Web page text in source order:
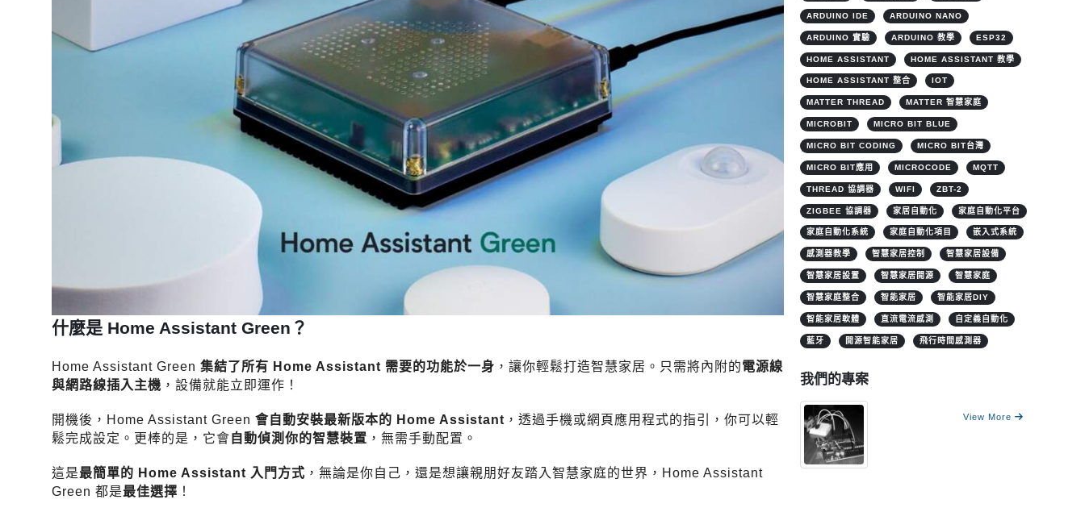
什麼是 Home Assistant Green？
Home Assistant Green 集結了所有 Home Assistant 需要的功能於一身 ，讓你輕鬆打造智慧家居。只需將內附的電源線
與網路線插入主機 ，設備就能立即運作！
開機後，Home Assistant Green 會自動安裝最新版本的 Home Assistant ，透過手機或網頁應用程式的指引，你可以輕
鬆完成設定。更棒的是，它會 自動偵測你的智慧裝置 ，無需手動配置。
這是最簡單的 Home Assistant 入門方式 ，無論是你自己，還是想讓親朋好友踏入智慧家庭的世界，Home Assistant
Green 都是最佳選擇 ！
ARDUINO IDE ARDUINO NANO
ARDUINO 實驗 ARDUINO 教學 ESP32
HOME ASSISTANT HOME ASSISTANT 教學
HOME ASSISTANT 整合 IOT
MATTER THREAD MATTER 智慧家庭
MICROBIT MICRO BIT BLUE
MICRO BIT CODING MICRO BIT台灣
MICRO BIT應用 MICROCODE MQTT
THREAD 協調器 WIFI ZBT-2
ZIGBEE 協調器 家居自動化 家庭自動化平台
家庭自動化系統 家庭自動化項目 嵌入式系統
感測器教學 智慧家居控制 智慧家居設備
智慧家居設置 智慧家居開源 智慧家庭
智慧家庭整合 智能家居 智能家居DIY
智能家居軟體 直流電流感測 自定義自動化
藍牙 開源智能家居 飛行時間感測器
我們的專案
View More